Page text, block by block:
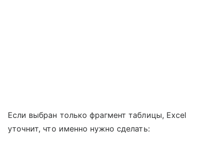
Если выбран только фрагмент таблицы, Excel
уточнит, что именно нужно сделать: